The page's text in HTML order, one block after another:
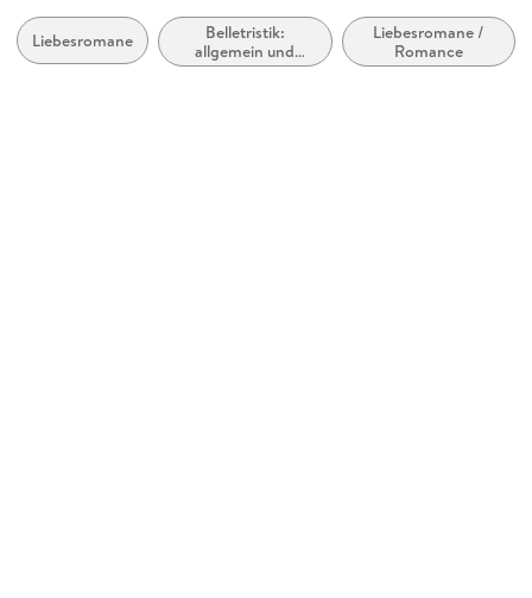
Verlag/Hersteller
hockebooks
Liebesromane
Belletristik:
allgemein und
literarisch, nicht
Liebesromane /
Romance